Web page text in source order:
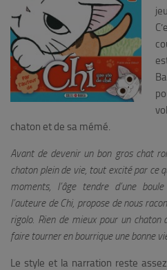
chaton et de sa mémé.
Avant de devenir un bon gros chat
chaton plein de vie, tout excité par ce
moments, l’âge tendre d’une
l’auteure de Chi, propose de nous
rigolo. Rien de mieux pour un
faire tourner en bourrique une bonne
Le style et la narration reste